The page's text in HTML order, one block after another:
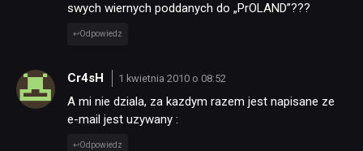
swych wiernych poddanych do „PrOLAND”???
Odpowiedz
Cr4sH 1 kwietnia 2010 o 08:52
A mi nie dziala, za kazdym razem jest napisane ze
e-mail jest uzywany :
Odpowiedz